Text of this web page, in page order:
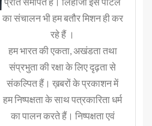
का संचालन भी हम बतौर मिशन ही कर
रहे हैं ।
हम भारत की एकता, अखंडता तथा
संप्रभुता की रक्षा के लिए दृढ़ता से
संकल्पित हैं। ख़बरों के प्रकाशन में
हम निष्पक्षता के साथ पत्रकारिता धर्म
का पालन करते हैं। निष्पक्षता एवं